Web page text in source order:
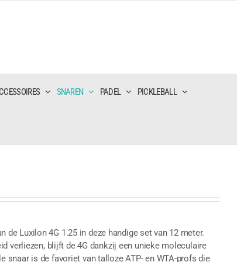
SNAREN PADEL PICKLEBALL
Luxilon 4G 1.25 in deze handige set van 12 meter.
verliezen, blijft de 4G dankzij een unieke moleculaire
is de favoriet van talloze ATP- en WTA-profs die